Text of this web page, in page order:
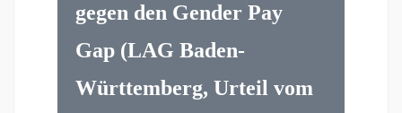
gegen den Gender Pay
Gap (LAG Baden-
Württemberg, Urteil vom